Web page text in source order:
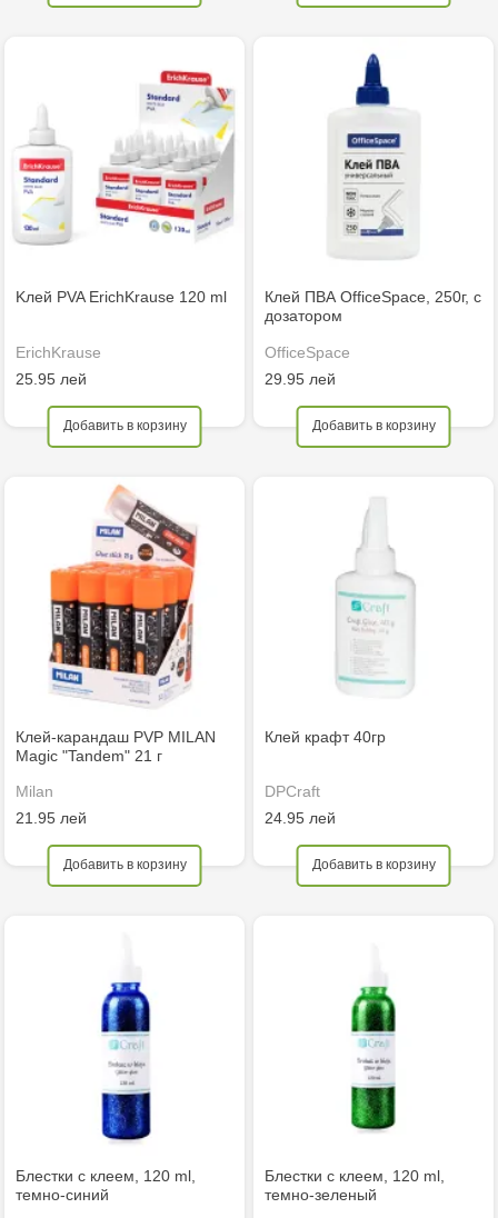
Kлей PVA ErichKrause 120 ml
ErichKrause
25.95 лей
Добавить в корзину
Клей ПВА OfficeSpace, 250г, с
дозатором
OfficeSpace
29.95 лей
Добавить в корзину
Клей-карандаш PVP MILAN
Magic "Tandem" 21 г
Milan
21.95 лей
Добавить в корзину
Клей крафт 40гр
DPCraft
24.95 лей
Добавить в корзину
Блестки с клеем, 120 ml,
темно-синий
Блестки с клеем, 120 ml,
темно-зеленый